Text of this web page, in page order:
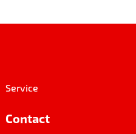
Service
Contact